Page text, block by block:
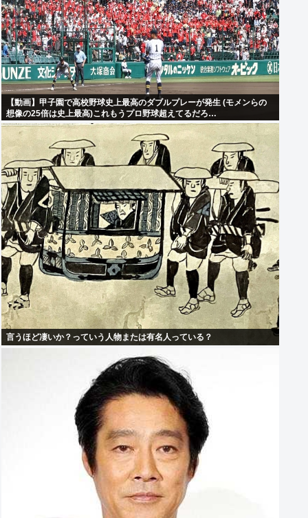
【動画】甲子園で高校野球史上最高のダブルプレーが発生 (モメンらの
想像の25倍は史上最高)これもうプロ野球超えてるだろ…
言うほど凄いか？っていう人物または有名人っている？